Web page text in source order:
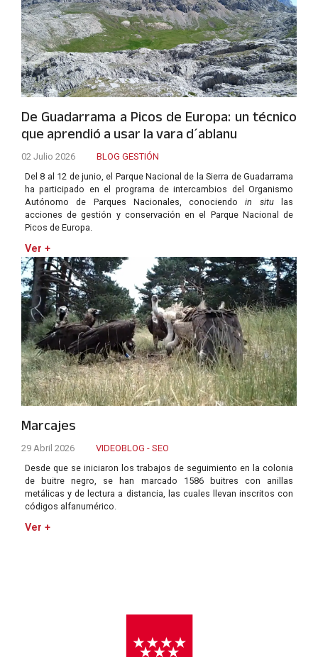
De Guadarrama a Picos de Europa: un técnico
que aprendió a usar la vara d´ablanu
02 Julio 2026
BLOG GESTIÓN
Del 8 al 12 de junio, el Parque Nacional de la Sierra de Guadarrama
ha participado en el programa de intercambios del Organismo
Autónomo de Parques Nacionales, conociendoin situlas
acciones de gestión y conservación en el Parque Nacional de
Picos de Europa.
Ver +
Marcajes
29 Abril 2026
VIDEOBLOG - SEO
Desde que se iniciaron los trabajos de seguimiento en la colonia
de buitre negro, se han marcado 1586 buitres con anillas
metálicas y de lectura a distancia, las cuales llevan inscritos con
códigos alfanumérico.
Ver +